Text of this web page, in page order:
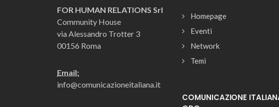
FOR HUMAN RELATIONS Srl
Community House
via Alessandro Trotter 3
00156 Roma
Email:
info@comunicazioneitaliana.it
Homepage
Eventi
Network
Temi
COMUNICAZIONE